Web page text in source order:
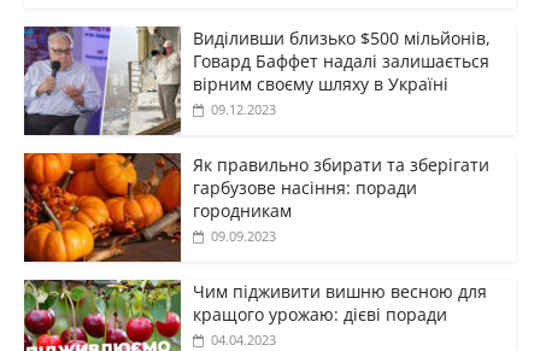
Виділивши близько $500 мільйонів,
Говард Баффет надалі залишається
вірним своєму шляху в Україні
09.12.2023
Як правильно збирати та зберігати
гарбузове насіння: поради
городникам
09.09.2023
Чим підживити вишню весною для
кращого урожаю: дієві поради
04.04.2023